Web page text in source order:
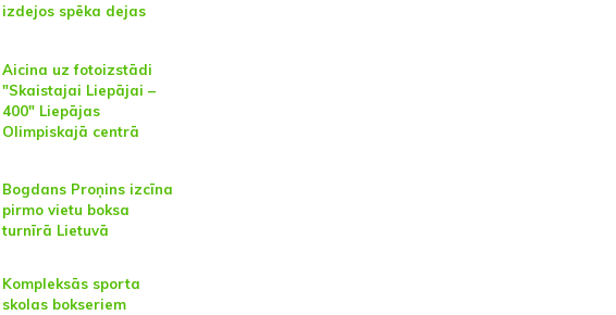
izdejos spēka dejas
Aicina uz fotoizstādi
"Skaistajai Liepājai –
400" Liepājas
Olimpiskajā centrā
Bogdans Proņins izcīna
pirmo vietu boksa
turnīrā Lietuvā
Kompleksās sporta
skolas bokseriem